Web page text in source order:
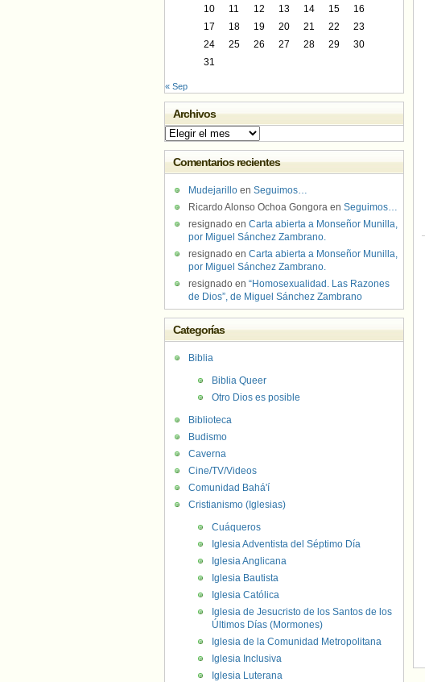
10
11 12 13 14 15
16
17
18 19 20 21 22
23
24
25 26 27 28 29
30
31
« Sep
Archivos
Archivos
Comentarios recientes
Mudejarillo en Seguimos…
Ricardo Alonso Ochoa Gongora en Seguimos…
resignado en Carta abierta a Monseñor Munilla,
por Miguel Sánchez Zambrano.
resignado en Carta abierta a Monseñor Munilla,
por Miguel Sánchez Zambrano.
resignado en “Homosexualidad. Las Razones
de Dios”, de Miguel Sánchez Zambrano
Categorías
Biblia
Biblia Queer
Otro Dios es posible
Biblioteca
Budismo
Caverna
Cine/TV/Videos
Comunidad Bahá'í
Cristianismo (Iglesias)
Cuáqueros
Iglesia Adventista del Séptimo Día
Iglesia Anglicana
Iglesia Bautista
Iglesia Católica
Iglesia de Jesucristo de los Santos de los
Últimos Días (Mormones)
Iglesia de la Comunidad Metropolitana
Iglesia Inclusiva
Iglesia Luterana